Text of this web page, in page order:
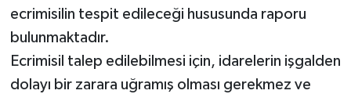
ecrimisilin tespit edileceği hususunda raporu
bulunmaktadır.
Ecrimisil talep edilebilmesi için, idarelerin işgalden
dolayı bir zarara uğramış olması gerekmez ve